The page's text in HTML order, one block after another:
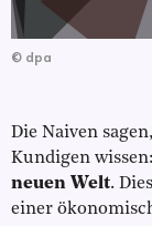
© dpa
Die Naiven
Kundigen
neuen Welt.
einer